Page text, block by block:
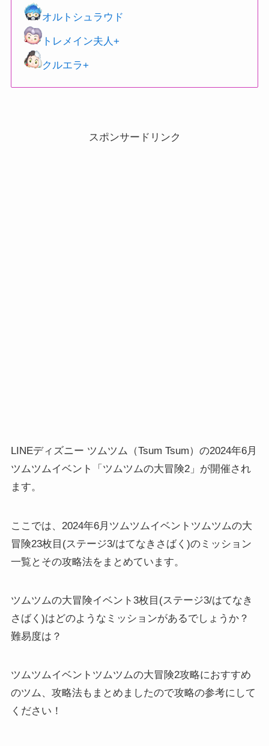
オルトシュラウド
トレメイン夫人+
クルエラ+
スポンサードリンク
LINEディズニー ツムツム（Tsum Tsum）の2024年6月
ツムツムイベント「ツムツムの大冒険2」が開催され
ます。
ここでは、2024年6月ツムツムイベントツムツムの大
冒険23枚目(ステージ3/はてなきさばく)のミッション
一覧とその攻略法をまとめています。
ツムツムの大冒険イベント3枚目(ステージ3/はてなき
さばく)はどのようなミッションがあるでしょうか？
難易度は？
ツムツムイベントツムツムの大冒険2攻略におすすめ
のツム、攻略法もまとめましたので攻略の参考にして
ください！